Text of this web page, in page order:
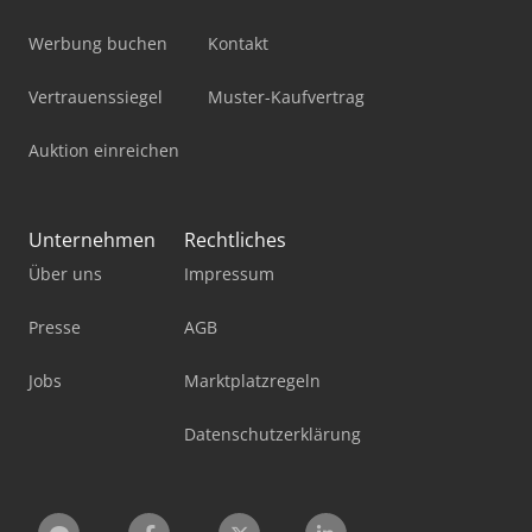
Werbung buchen
Vertrauenssiegel
Auktion einreichen
Kontakt
Muster-Kaufvertrag
Unternehmen
Über uns
Presse
Jobs
Rechtliches
Impressum
AGB
Marktplatzregeln
Datenschutzerklärung